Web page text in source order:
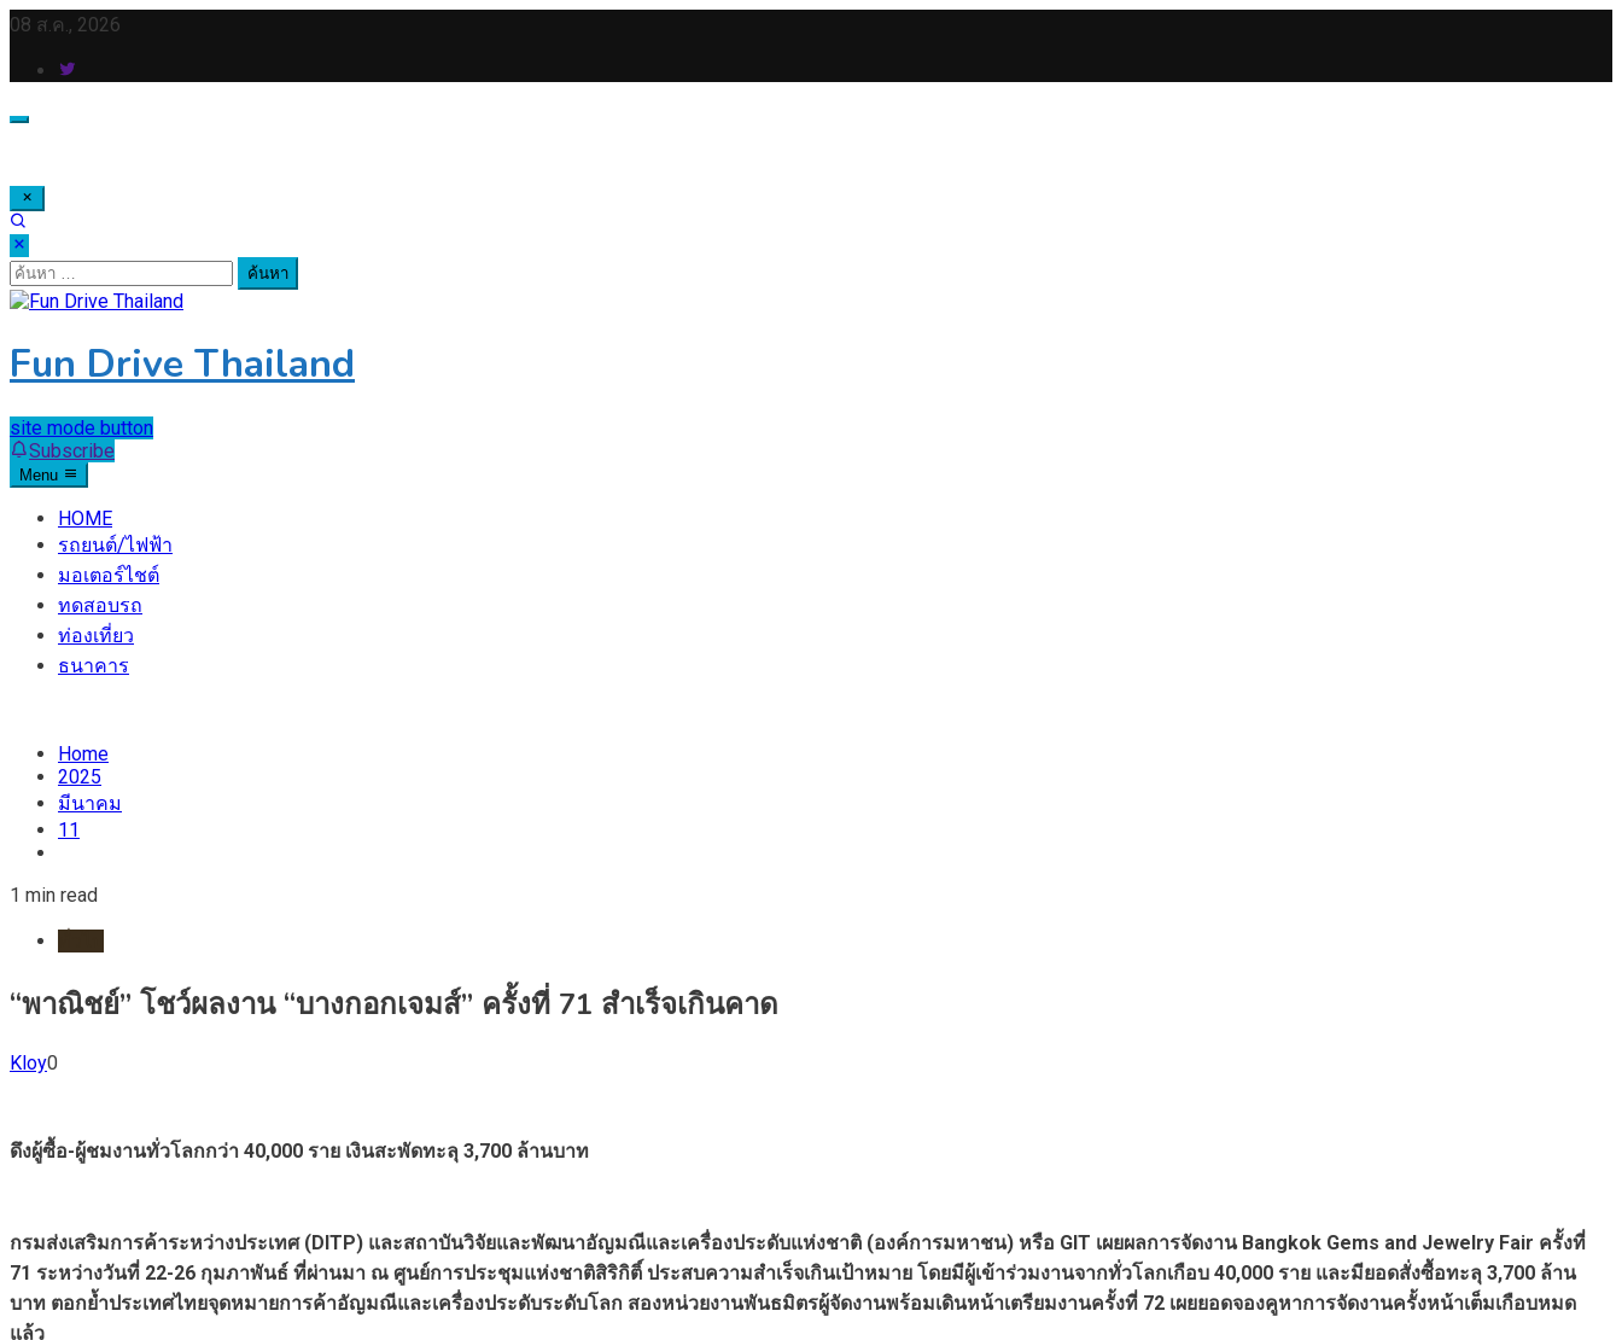
Skip
content
08 ส.ค., 2026
ค้นหา
สำหรับ:
Fun Drive Thailand
site mode button
Subscribe
Menu
HOME
รถยนต์/ไฟฟ้า
มอเตอร์ไชต์
ทดสอบรถ
ท่องเที่ยว
ธนาคาร
Home
2025
มีนาคม
11
1 min read
“พาณิชย์” โชว์ผลงาน “บางกอกเจมส์” ครั้งที่ 71 สำเร็จเกินคาด
Kloy0
ดึงผู้ซื้อ-ผู้ชมงานทั่วโลกกว่า 40,000 ราย เงินสะพัดทะลุ 3,700 ล้านบาท
กรมส่งเสริมการค้าระหว่างประเทศ (DITP) และสถาบันวิจัยและพัฒนาอัญมณีและเครื่องประดับแห่งชาติ (องค์การมหาชน) หรือ GIT เผยผลการจัดงาน Bangkok Gems and Jewelry Fair ครั้งที่
71 ระหว่างวันที่ 22-26 กุมภาพันธ์ ที่ผ่านมา ณ ศูนย์การประชุมแห่งชาติสิริกิติ์ ประสบความสำเร็จเกินเป้าหมาย โดยมีผู้เข้าร่วมงานจากทั่วโลกเกือบ 40,000 ราย และมียอดสั่งซื้อทะลุ 3,700 ล้าน
บาท ตอกย้ำประเทศไทยจุดหมายการค้าอัญมณีและเครื่องประดับระดับโลก สองหน่วยงานพันธมิตรผู้จัดงานพร้อมเดินหน้าเตรียมงานครั้งที่ 72 เผยยอดจองคูหาการจัดงานครั้งหน้าเต็มเกือบหมด
แล้ว